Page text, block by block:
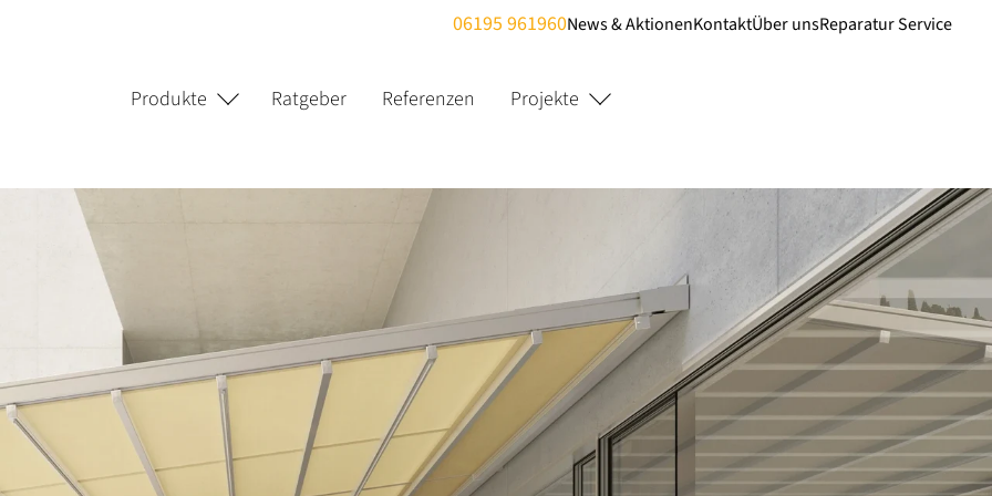
06195 961960News & AktionenKontaktÜber unsReparatur Service
Produkte Ratgeber Referenzen Projekte